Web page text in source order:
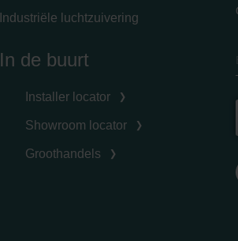
Industriële luchtzuivering
In de buurt
Installer locator
Showroom locator
Groothandels